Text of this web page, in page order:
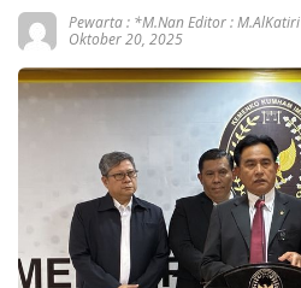
Pewarta : *M.Nan Editor : M.AlKatiri
Oktober 20, 2025